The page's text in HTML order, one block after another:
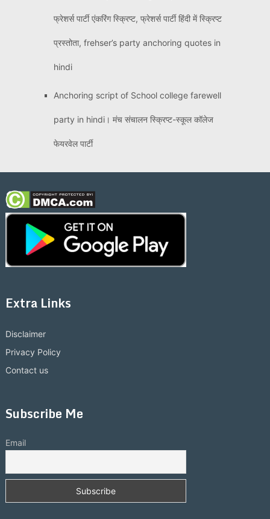
फ्रेशर्स पार्टी एंकरिंग स्क्रिप्ट, फ्रेशर्स पार्टी हिंदी में स्क्रिप्ट
प्रस्तोता, frehser’s party anchoring quotes in
hindi
Anchoring script of School college farewell
party in hindi। मंच संचालन स्क्रिप्ट-स्कूल कॉलेज
फेयरवेल पार्टी
Extra Links
Disclaimer
Privacy Policy
Contact us
Subscribe Me
Email